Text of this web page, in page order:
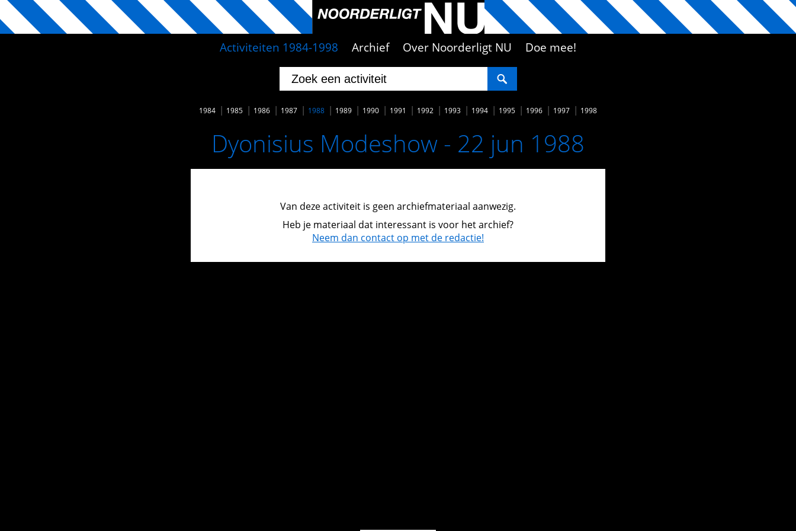
Activiteiten 1984-1998 Archief Over Noorderligt NU Doe mee!
1984 1985 1986 1987 1988 1989 1990 1991 1992 1993 1994 1995 1996 1997 1998
Dyonisius Modeshow - 22 jun 1988
Van deze activiteit is geen archiefmateriaal aanwezig.
Heb je materiaal dat interessant is voor het archief?
Neem dan contact op met de redactie!